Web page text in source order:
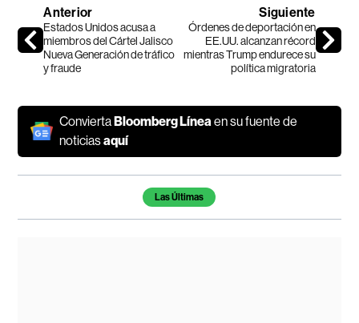
Anterior
Estados Unidos acusa a
miembros del Cártel Jalisco
Nueva Generación de tráfico
y fraude
Siguiente
Órdenes de deportación en
EE.UU. alcanzan récord
mientras Trump endurece su
política migratoria
ConviertaBloomberg Línea en su fuente de
noticiasaquí
Temas de este artículoLas Últimas